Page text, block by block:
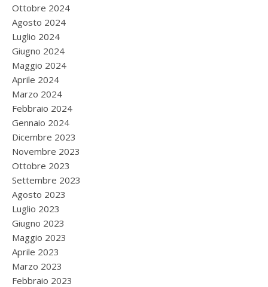
Ottobre 2024
Agosto 2024
Luglio 2024
Giugno 2024
Maggio 2024
Aprile 2024
Marzo 2024
Febbraio 2024
Gennaio 2024
Dicembre 2023
Novembre 2023
Ottobre 2023
Settembre 2023
Agosto 2023
Luglio 2023
Giugno 2023
Maggio 2023
Aprile 2023
Marzo 2023
Febbraio 2023